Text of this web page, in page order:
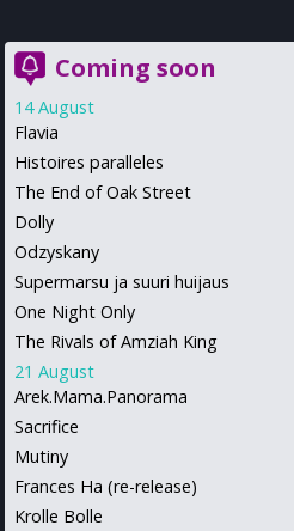
Coming soon
14 August
Flavia
Histoires paralleles
The End of Oak Street
Dolly
Odzyskany
Supermarsu ja suuri huijaus
One Night Only
The Rivals of Amziah King
21 August
Arek.Mama.Panorama
Sacrifice
Mutiny
Frances Ha (re-release)
Krolle Bolle